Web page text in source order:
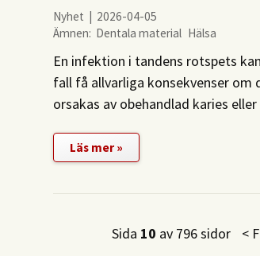
Nyhet | 2026-04-05
Ämnen: Dentala material Hälsa
En infektion i tandens rotspets
fall få allvarliga konsekvenser om
orsakas av obehandlad karies
Läs mer »
Sida 10 av 796 sidor <